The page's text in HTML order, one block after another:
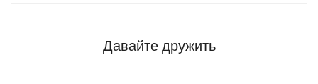
Давайте дружить